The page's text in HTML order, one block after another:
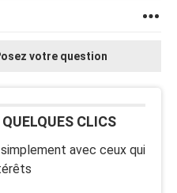
votre question
CLICS
avec ceux qui